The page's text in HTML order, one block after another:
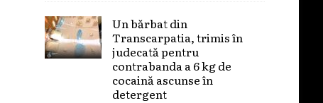
Un bărbat din
Transcarpatia, trimis în
judecată pentru
contrabanda a 6 kg de
cocaină ascunse în
detergent